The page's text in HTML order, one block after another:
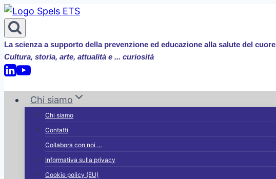
Salta
al
contenuto
La scienza a supporto della prevenzione ed educazione alla salute del cuore
Cultura, storia, arte, attualità e ... curiosità
Chi siamo
Chi siamo
Contatti
Collabora con noi …
Informativa sulla privacy
Cookie policy (EU)